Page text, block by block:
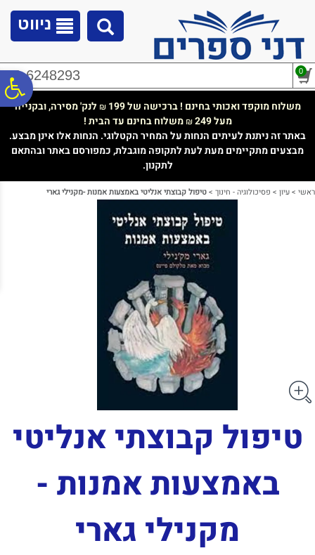
נגישות
ניווט
02-6248293 0
משלוח מוקפד ואכותי בחינם ! ברכישה של 199 ₪ לנק' מסירה, ובקנייה
מעל 249
₪משלוח בחינם עד הבית !
באתר זה ניתנת לעיתים הנחות על המחיר הקטלוגי. הנחות אלו אינן מבצע.
מבצעים מתקיימים מעת לעת לתקופה מוגבלת, כמפורסם באתר ובהתאם
לתקנון.
ראשי >עיון > פסיכולוגיה - חינוך >טיפול קבוצתי אנליטי באמצעות אמנות -מקנילי גארי
טיפול קבוצתי אנליטי
באמצעות אמנות -
מקנילי גארי